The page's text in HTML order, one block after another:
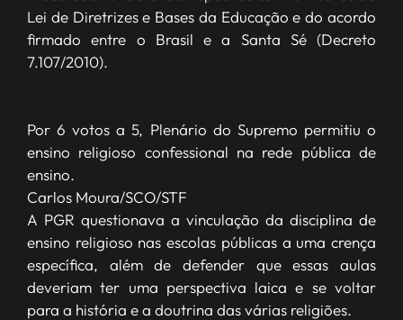
Lei de Diretrizes e Bases da Educação e do acordo
firmado entre o Brasil e a Santa Sé (Decreto
7.107/2010).
Por 6 votos a 5, Plenário do Supremo permitiu o
ensino religioso confessional na rede pública de
ensino.
Carlos Moura/SCO/STF
A PGR questionava a vinculação da disciplina de
ensino religioso nas escolas públicas a uma crença
específica, além de defender que essas aulas
deveriam ter uma perspectiva laica e se voltar
para a história e a doutrina das várias religiões.